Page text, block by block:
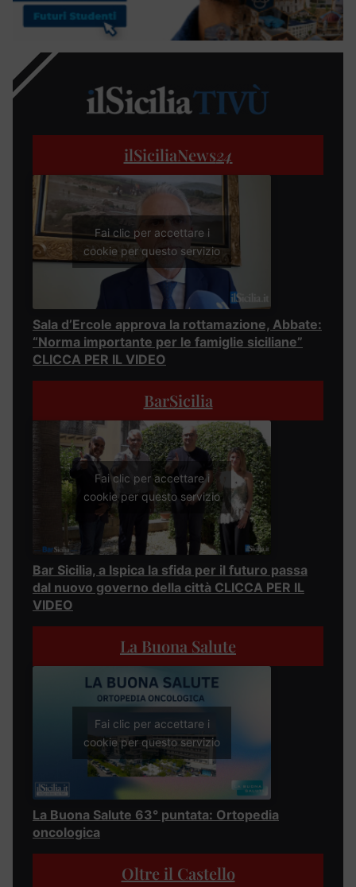
ilSiciliaNews24
Fai clic per accettare i
cookie per questo servizio
Sala d’Ercole approva la rottamazione, Abbate:
“Norma importante per le famiglie siciliane”
CLICCA PER IL VIDEO
BarSicilia
Fai clic per accettare i
cookie per questo servizio
Bar Sicilia, a Ispica la sfida per il futuro passa
dal nuovo governo della città CLICCA PER IL
VIDEO
La Buona Salute
Fai clic per accettare i
cookie per questo servizio
La Buona Salute 63° puntata: Ortopedia
oncologica
Oltre il Castello